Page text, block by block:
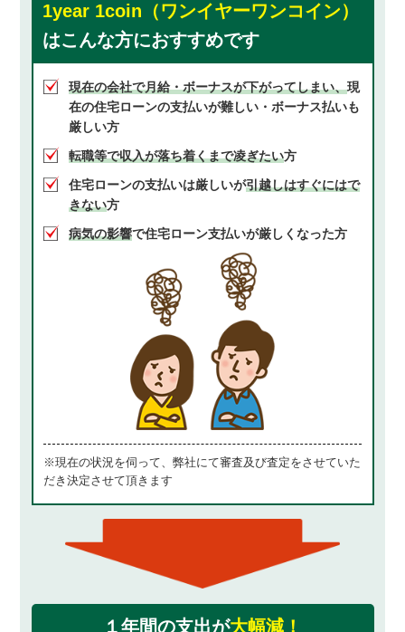
1year 1coin（ワンイヤーワンコイン）
はこんな方におすすめです
現在の会社で月給・ボーナスが下がってしまい、現
在の住宅ローンの支払いが難しい・ボーナス払いも
厳しい方
転職等で収入が落ち着くまで凌ぎたい方
住宅ローンの支払いは厳しいが引越しはすぐにはで
きない方
病気の影響で住宅ローン支払いが厳しくなった方
※現在の状況を伺って、弊社にて審査及び査定をさせていた
だき決定させて頂きます
１年間の支出が大幅減！